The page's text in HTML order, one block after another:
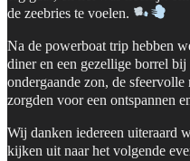
de zeebries te voelen.
Na de powerboat trip hebben
diner en een gezellige borrel
ondergaande zon, de
zorgden voor een ontspannen
Wij danken iedereen uiteraard
kijken uit naar het volgende